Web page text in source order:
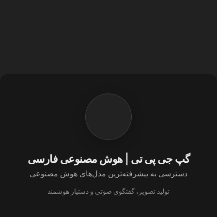
گپ جی پی تی | هوش مصنوعی فارسی
دسترسی به پیشرفته‌ترین مدل‌های هوش مصنوعی
تولید تصویر، گفتگوی صوتی و دستیار هوشمند